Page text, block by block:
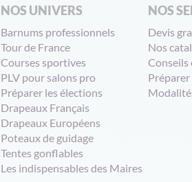
NOS UNIVERS
Barnums professionnels
Tour de France
Courses sportives
PLV pour salons pro
Préparer les élections
Drapeaux Français
Drapeaux Européens
Poteaux de guidage
Tentes gonflables
Les indispensables des Maires
NOS
Devis
Nos
Conseils
Préparer